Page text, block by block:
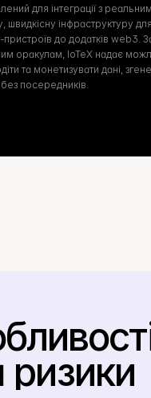
для інтеграції з
швидкісну інфраструктуру для
до додатків web3.
оракулам, IoTeX надає
та монетизувати дані,
посередників.
Назад
ризики